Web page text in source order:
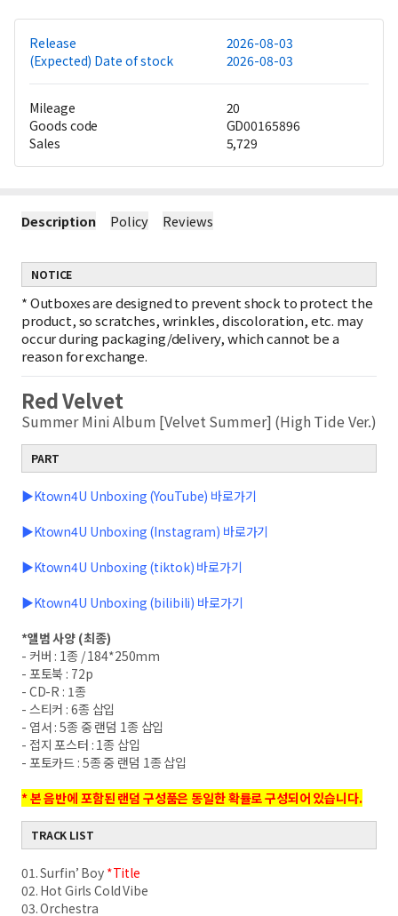
Release
2026-08-03
(Expected) Date of stock
2026-08-03
Mileage
20
Goods code
GD00165896
Sales
5,729
Description Policy Reviews
NOTICE
*Outboxes are designed to prevent shock to protect the
product, so scratches, wrinkles, discoloration, etc. may
occur during packaging/delivery, which cannot be a
reason for exchange.
Red Velvet
Summer Mini Album [Velvet Summer] (High Tide Ver.)
PART
▶Ktown4U Unboxing (YouTube) 바로가기
▶Ktown4U Unboxing (Instagram) 바로가기
▶Ktown4U Unboxing (tiktok) 바로가기
▶Ktown4U Unboxing (bilibili) 바로가기
*앨범 사양 (최종)
- 커버 : 1종 / 184*250mm
- 포토북 : 72p
- CD-R : 1종
- 스티커 : 6종 삽입
- 엽서 : 5종 중 랜덤 1종 삽입
- 접지 포스터 : 1종 삽입
- 포토카드 : 5종 중 랜덤 1종 삽입
*본 음반에 포함된 랜덤 구성품은 동일한 확률로 구성되어 있습니다.
TRACK LIST
01. Surfin’ Boy *Title
02. Hot Girls Cold Vibe
03. Orchestra